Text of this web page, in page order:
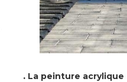
. La peinture acrylique